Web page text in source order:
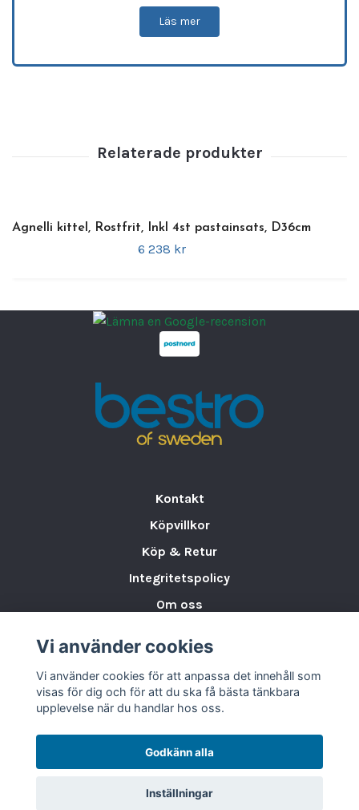
pastakokare.
: Perforerad för snabb avrinning och
ingredienser.
med rätt diameter, särskilt inom Agnelli-serien.
och dränera pasta direkt från kitteln.
Hygienisk och hållbar
Mångsidig användning
: Passar utmärkt för
att koka pasta, grönsaker eller andra
hanteringen säker och enkel, även vid höga
temperaturer.
Professionell kvalitet: Idealisk för
praktiskt och hållbart verktyg för dig som vill göra
matlagningen enklare och mer effektiv, med en
EAN 8007441586195
Höjd 23 cm
Bruttovikt 1.01 kg
Nettovikt 1 kg
Läs mer
Agnelli kittel, Rostfrit, Inkl 4st pastainsats, D36cm
6 238 kr
Kontakt
Köpvillkor
Köp & Retur
Integritetspolicy
Om oss
Varumärken & Partners
BLOGG
Vi använder cookies
Vi använder cookies för att anpassa det innehåll som
visas för dig och för att du ska få bästa tänkbara
upplevelse när du handlar hos oss.
Godkänn alla
Inställningar